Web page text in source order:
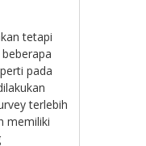
tetapi
pada
terlebih
memiliki